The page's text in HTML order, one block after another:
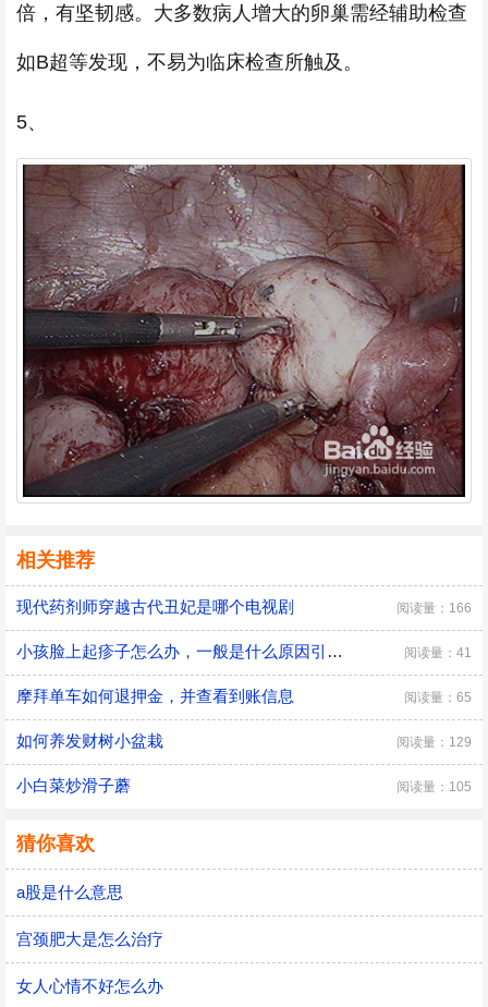
倍，有坚韧感。大多数病人增大的卵巢需经辅助检查
如B超等发现，不易为临床检查所触及。
5、
相关推荐
现代药剂师穿越古代丑妃是哪个电视剧 阅读量：166
小孩脸上起疹子怎么办，一般是什么原因引起的 阅读量：41
摩拜单车如何退押金，并查看到账信息 阅读量：65
如何养发财树小盆栽 阅读量：129
小白菜炒滑子蘑 阅读量：105
猜你喜欢
a股是什么意思
宫颈肥大是怎么治疗
女人心情不好怎么办